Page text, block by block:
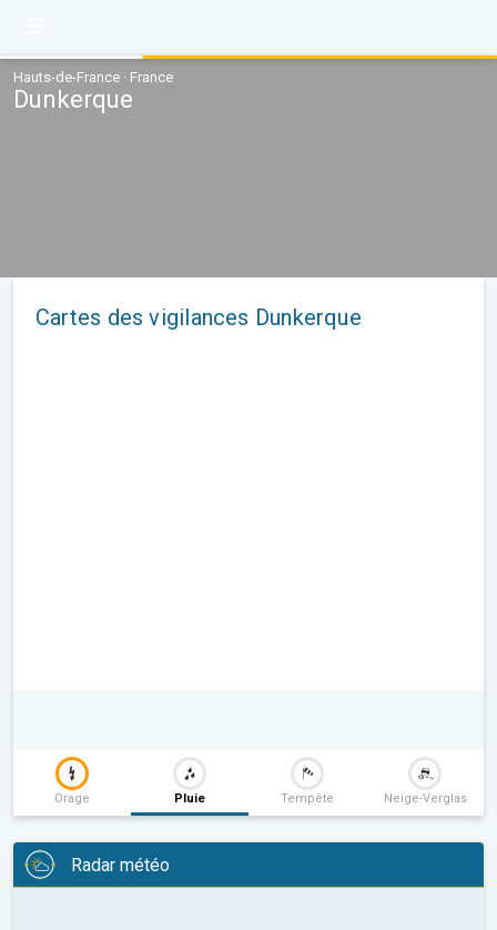
Hauts-de-France · France
Dunkerque
Cartes des vigilances Dunkerque
Orage Pluie Tempête Neige-Verglas
Radar météo